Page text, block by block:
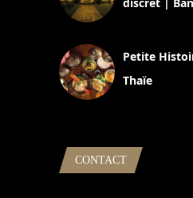
Petite
Thaïe
CONTACT